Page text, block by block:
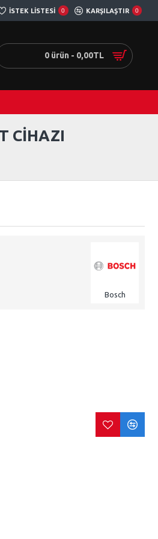
İSTEK LISTESI 0 KARŞILAŞTIR 0
0 ürün - 0,00TL
CIHAZI
Bosch